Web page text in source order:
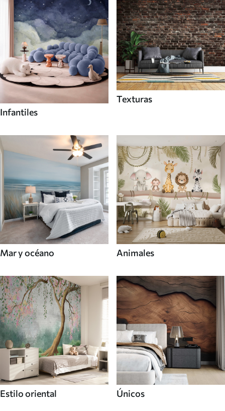
Infantiles
Texturas
Mar y océano Animales
Estilo oriental Únicos